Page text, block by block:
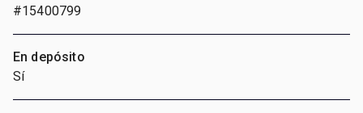
#15400799
En depósito
Sí